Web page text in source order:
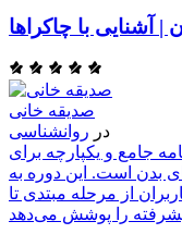
آشنایی با چاکراها
صدیقه خانی
در روانشناسی
جامع و یکپارچه برای
بدن است. این دوره به
از مرحله مبتدی تا
را پوشش می‌دهد